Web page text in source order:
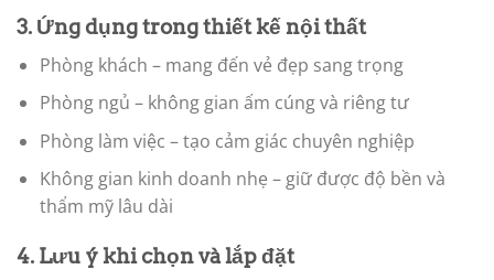
3. Ứng dụng trong thiết kế nội thất
Phòng khách – mang đến vẻ đẹp sang trọng
Phòng ngủ – không gian ấm cúng và riêng tư
Phòng làm việc – tạo cảm giác chuyên nghiệp
Không gian kinh doanh nhẹ – giữ được độ bền và
thẩm mỹ lâu dài
4. Lưu ý khi chọn và lắp đặt